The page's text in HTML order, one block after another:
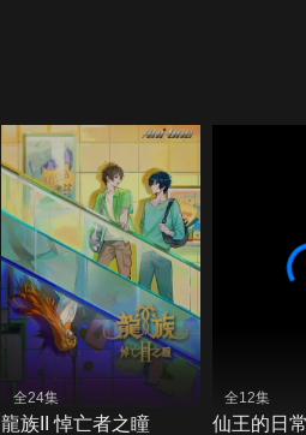
全24集
龍族II 悼亡者之瞳
全12集
仙王的日